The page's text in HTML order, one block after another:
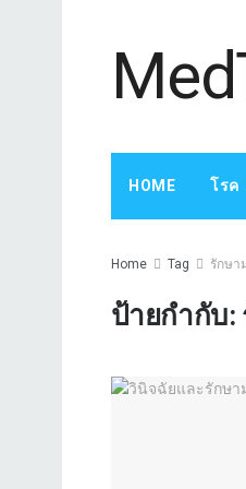
HOME โรค
Home Tag รักษา
ป้ายกำกับ: